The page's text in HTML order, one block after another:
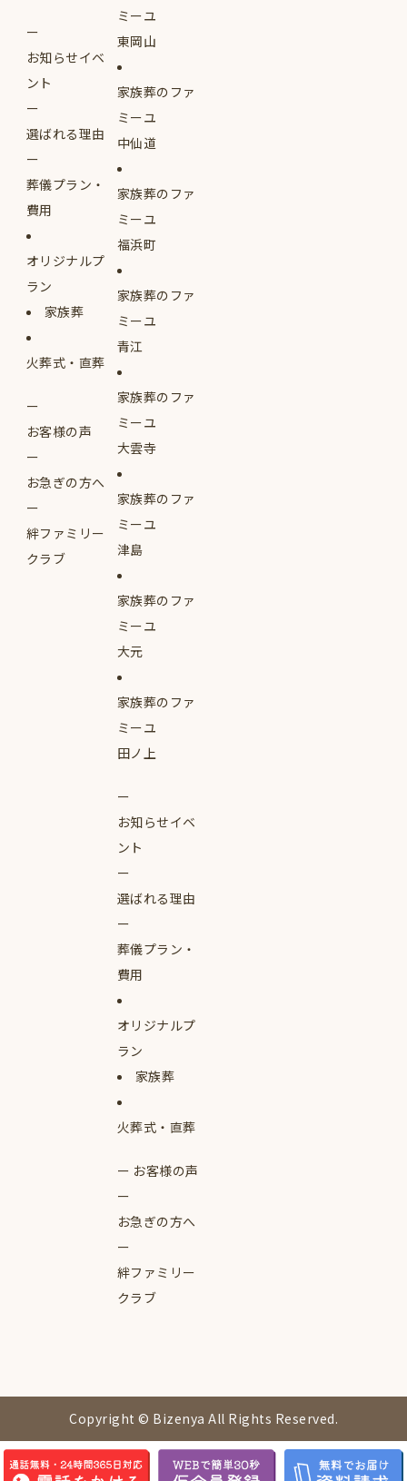
お知らせイベ
ント
選ばれる理由
葬儀プラン・
費用
オリジナルプ
ラン
家族葬
火葬式・直葬
お客様の声
お急ぎの方へ
絆ファミリー
クラブ
ミーユ
東岡山
家族葬のファ
ミーユ
中仙道
家族葬のファ
ミーユ
福浜町
家族葬のファ
ミーユ
青江
家族葬のファ
ミーユ
大雲寺
家族葬のファ
ミーユ
津島
家族葬のファ
ミーユ
大元
家族葬のファ
ミーユ
田ノ上
お知らせイベ
ント
選ばれる理由
葬儀プラン・
費用
オリジナルプ
ラン
家族葬
火葬式・直葬
お客様の声
お急ぎの方へ
絆ファミリー
クラブ
Copyright © Bizenya All Rights Reserved.